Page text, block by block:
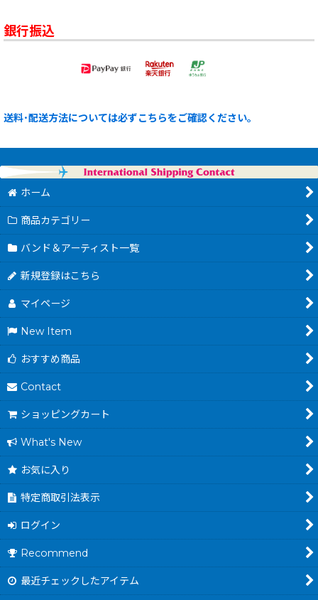
銀行振込
送料･配送方法については必ずこちらをご確認ください。
ホーム
商品カテゴリー
バンド＆アーティスト一覧
新規登録はこちら
マイページ
New Item
おすすめ商品
Contact
ショッピングカート
What's New
お気に入り
特定商取引法表示
ログイン
Recommend
最近チェックしたアイテム